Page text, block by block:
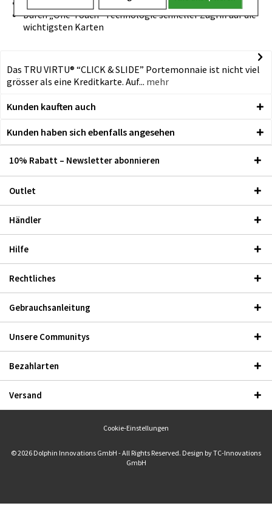
Echtlederumschlag für „Tap & Go“ Karten geeignet
Durch „One-Touch“ Technologie schneller Zugriff auf die
wichtigsten Karten
Das TRU VIRTU® “CLICK & SLIDE” Portemonnaie ist nicht viel
grösser als eine Kreditkarte. Auf... mehr
Kunden kauften auch
Kunden haben sich ebenfalls angesehen
10% Rabatt – Newsletter abonnieren
Outlet
Händler
Hilfe
Rechtliches
Gebrauchsanleitung
Unsere Communitys
Bezahlarten
Versand
Cookie-Einstellungen
© 2026 Dolphin Innovations GmbH - All Rights Reserved. Design byTC-Innovations
GmbH